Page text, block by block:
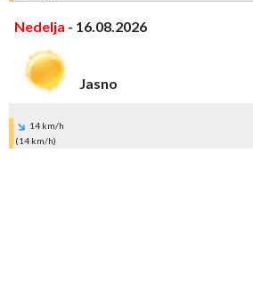
Nedelja - 16.08.2026
Jasno
14 km/h
(14 km/h)